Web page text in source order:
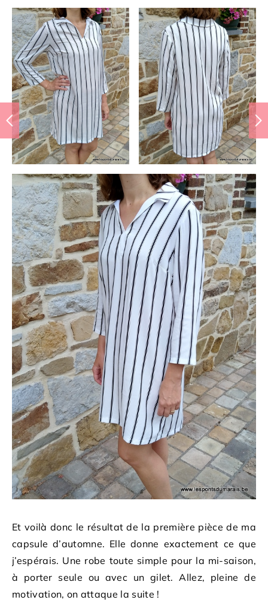
Et voilà donc le résultat de la première pièce de ma
capsule d’automne. Elle donne exactement ce que
j’espérais. Une robe toute simple pour la mi-saison,
à porter seule ou avec un gilet. Allez, pleine de
motivation, on attaque la suite !